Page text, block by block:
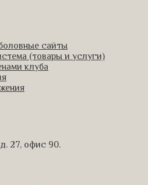
сайты
(товары и услуги)
клуба
27, офис 90.